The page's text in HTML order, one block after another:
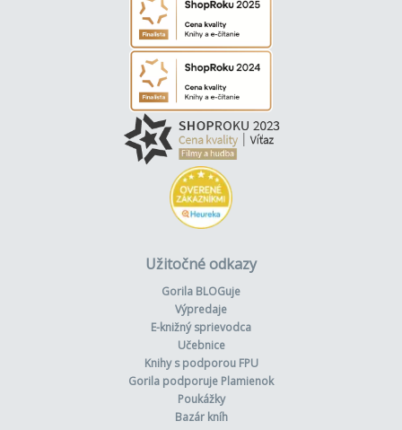
Užitočné odkazy
Gorila BLOGuje
Výpredaje
E-knižný sprievodca
Učebnice
Knihy s podporou FPU
Gorila podporuje Plamienok
Poukážky
Bazár kníh